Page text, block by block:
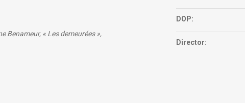
Benameur, « Les demeurées »,
DOP:
Director: